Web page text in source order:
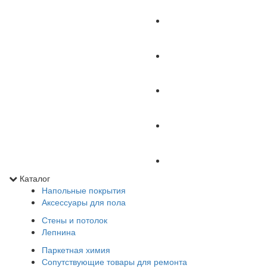
Каталог
Напольные покрытия
Аксессуары для пола
Стены и потолок
Лепнина
Паркетная химия
Сопутствующие товары для ремонта